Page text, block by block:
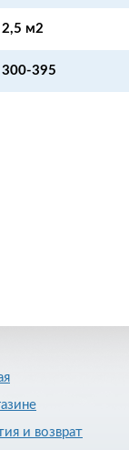
2,5 м2
300-395
и возврат